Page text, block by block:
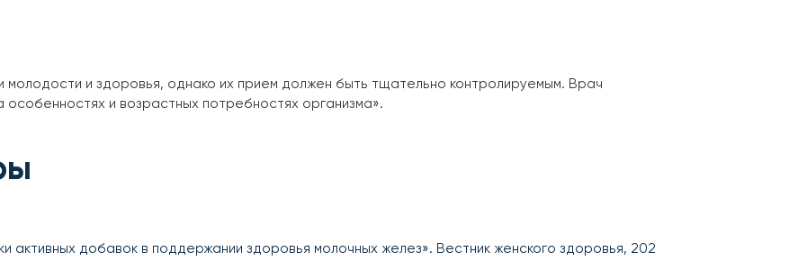
и здоровья, однако их прием должен быть тщательно контролируемым. Врач
и возрастных потребностях организма».
активных добавок в поддержании здоровья молочных желез». Вестник женского здоровья, 202